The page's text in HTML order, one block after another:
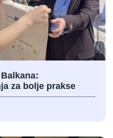
za bolje prakse